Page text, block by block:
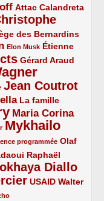
Attac Calandreta
des Bernardins
Elon Musk Étienne
Gérard Araud
Jean Coutrot
La famille
Maria Corina
Mykhailo
programmée Olaf
Raphaël
Diallo
USAID Walter